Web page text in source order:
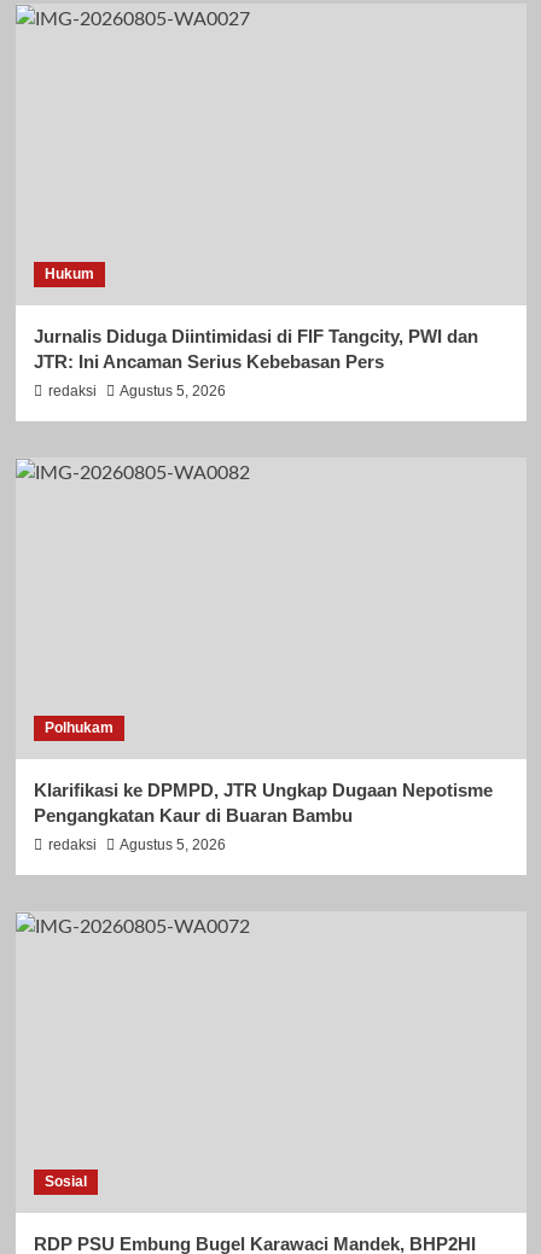
Hukum
Jurnalis Diduga Diintimidasi di FIF Tangcity, PWI dan
JTR: Ini Ancaman Serius Kebebasan Pers
redaksi Agustus 5, 2026
Polhukam
Klarifikasi ke DPMPD, JTR Ungkap Dugaan Nepotisme
Pengangkatan Kaur di Buaran Bambu
redaksi Agustus 5, 2026
Sosial
RDP PSU Embung Bugel Karawaci Mandek, BHP2HI